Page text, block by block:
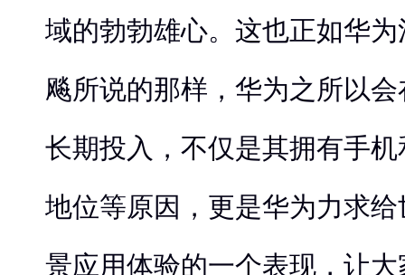
域的勃勃雄心。这也正如华
飚所说的那样，华为之所以
长期投入，不仅是其拥有手
地位等原因，更是华为力求
景应用体验的一个表现，让